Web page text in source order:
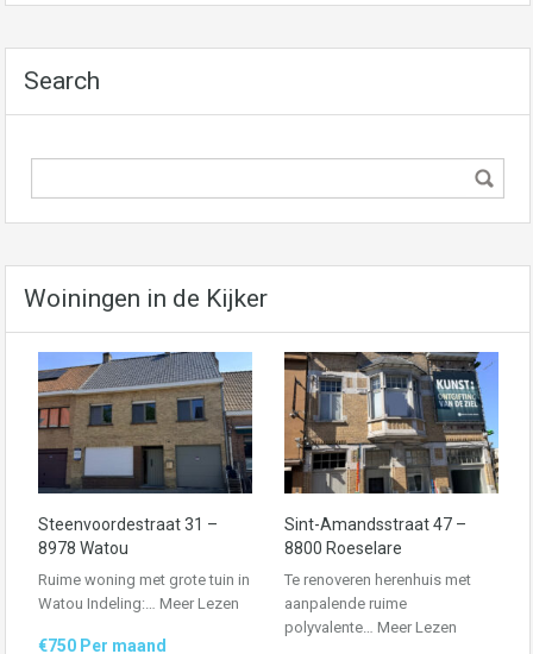
Search
Woiningen in de Kijker
Steenvoordestraat 31 –
8978 Watou
Ruime woning met grote tuin in
Watou Indeling:… Meer Lezen
€750 Per maand
Sint-Amandsstraat 47 –
8800 Roeselare
Te renoveren herenhuis met
aanpalende ruime
polyvalente… Meer Lezen